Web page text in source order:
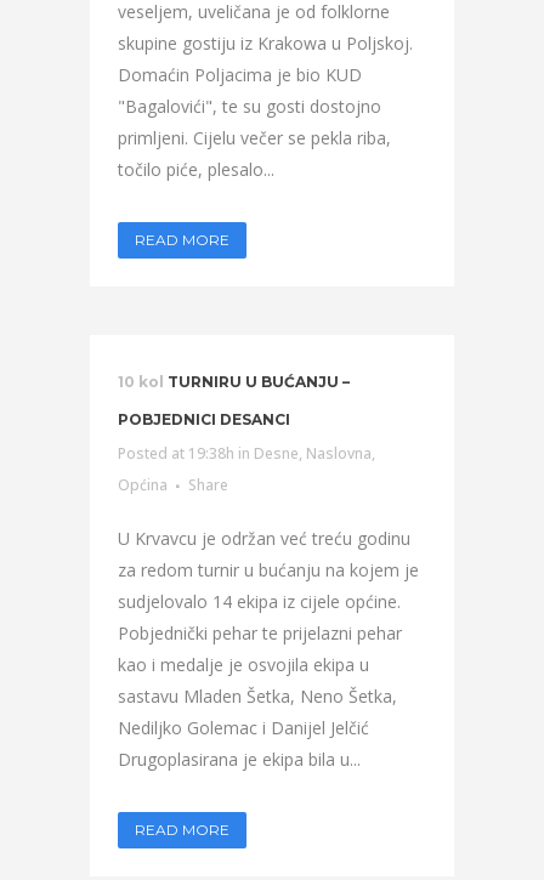
veseljem, uveličana je od folklorne
skupine gostiju iz Krakowa u Poljskoj.
Domaćin Poljacima je bio KUD
"Bagalovići", te su gosti dostojno
primljeni. Cijelu večer se pekla riba,
točilo piće, plesalo...
READ MORE
10 kol TURNIRU U BUĆANJU –
POBJEDNICI DESANCI
Posted at 19:38h in Desne, Naslovna,
Općina
Share
U Krvavcu je održan već treću godinu
za redom turnir u bućanju na kojem je
sudjelovalo 14 ekipa iz cijele općine.
Pobjednički pehar te prijelazni pehar
kao i medalje je osvojila ekipa u
sastavu Mladen Šetka, Neno Šetka,
Nediljko Golemac i Danijel Jelčić
Drugoplasirana je ekipa bila u...
READ MORE